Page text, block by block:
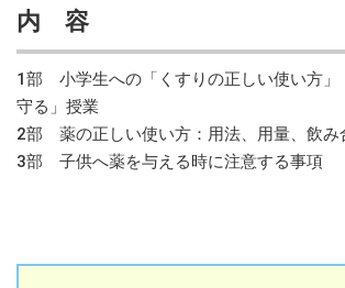
内 容
1部 小学生への「くすりの正しい使い方」
守る」授業
2部 薬の正しい使い方：用法、用量、飲み
3部 子供へ薬を与える時に注意する事項